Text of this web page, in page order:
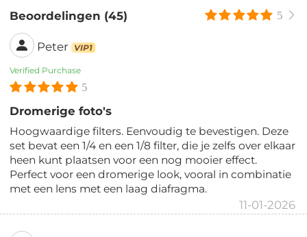
Beoordelingen (45) 5
Peter VIP1
Verified Purchase
5
Dromerige foto's
Hoogwaardige filters. Eenvoudig te bevestigen. Deze
set bevat een 1/4 en een 1/8 filter, die je zelfs over elkaar
heen kunt plaatsen voor een nog mooier effect.
Perfect voor een dromerige look, vooral in combinatie
met een lens met een laag diafragma.
11-01-2026